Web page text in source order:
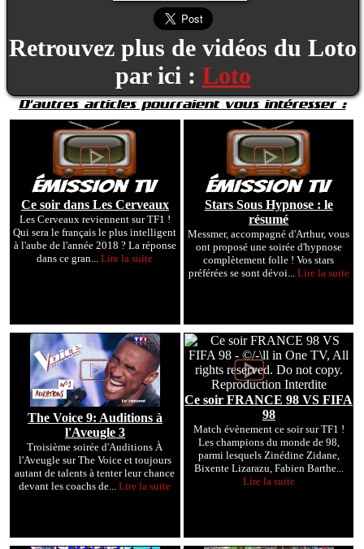
Retrouvez plus de vidéos du Loto
par ici : Loto
D'autres articles pourraient vous intéresser :
Ce soir dans Les Cerveaux
Les Cerveaux reviennent sur TF1 !
Qui sera le français le plus intelligent
à l'aube de l'année 2018 ? La réponse
dans ce gran...Lire la suite
Stars Sous Hypnose : le
résumé
Messmer, accompagné d'Arthur, vous
ont proposé une soirée d'hypnose
complètement folle ! Vos stars
préférées se sont dévoi... Lire la suite
The Voice 9: Auditions à
l'Aveugle 3
Troisième soirée d'Auditions À
l'Aveugle sur The Voice et toujours
autant de talents à tenter leur chance
devant les coachs de...Lire la suite
Ce soir FRANCE 98 VS FIFA
98
Match évènement ce soir sur TF1 !
Les champions du monde de 98,
parmi lesquels Zinédine Zidane,
Bixente Lizarazu, Fabien Barthe...
Lire la suite